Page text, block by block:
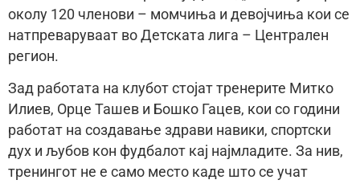
околу 120 членови – момчиња и девојчиња кои се
натпреваруваат во Детската лига – Централен
регион.
Зад работата на клубот стојат тренерите Митко
Илиев, Орце Ташев и Бошко Гацев, кои со години
работат на создавање здрави навики, спортски
дух и љубов кон фудбалот кај најмладите. За нив,
тренингот не е само место каде што се учат